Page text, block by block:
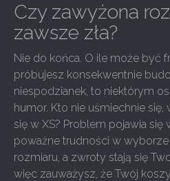
Czy zawyżona
zawsze zła?
Nie do końca. O ile może być
próbujesz konsekwentnie
niespodzianek, to niektórym
humor. Kto nie uśmiechnie
się w XS? Problem pojawia
poważne trudności w
rozmiaru, a zwroty stają się
więc zauważysz, że Twój